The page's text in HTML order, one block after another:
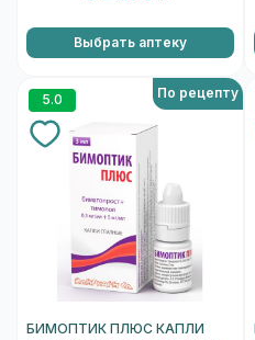
Выбрать аптеку
5.0 По рецепту
БИМОПТИК ПЛЮС КАПЛИ